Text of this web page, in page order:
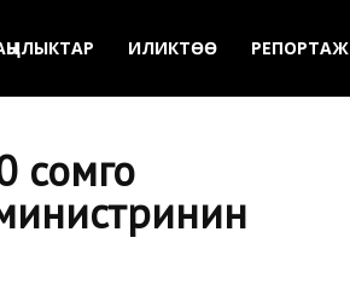
ИЛИКТӨӨ РЕПОРТАЖ
сомго